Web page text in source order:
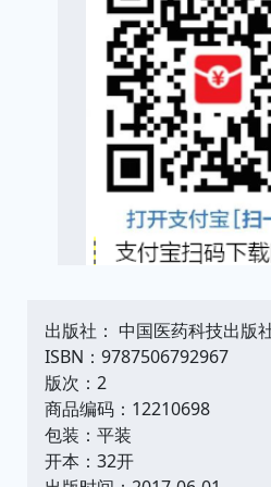
出版社： 中国医药科技出版
ISBN：9787506792967
版次：2
商品编码：12210698
包装：平装
开本：32开